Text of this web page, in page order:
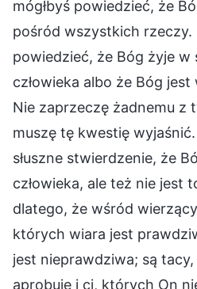
mógłbyś powiedzieć, że
pośród wszystkich rzeczy.
powiedzieć, że Bóg żyje w
człowieka albo że Bóg
Nie zaprzeczę żadnemu z
muszę tę kwestię
słuszne stwierdzenie, że
człowieka, ale też nie jest
dlatego, że wśród
których wiara jest
jest nieprawdziwa; są
aprobuje i ci, których On